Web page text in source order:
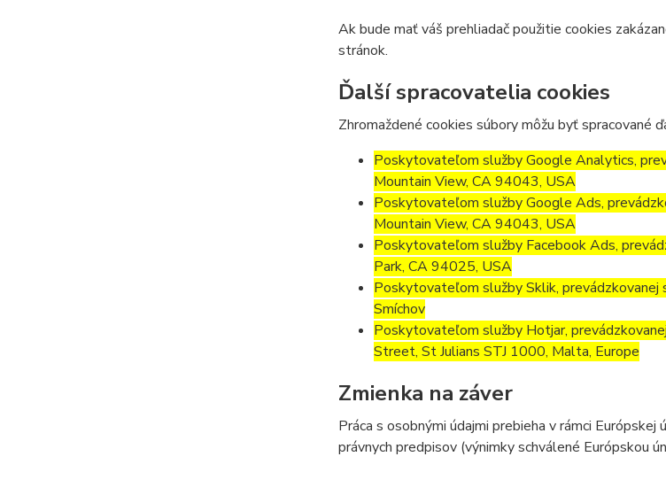
Ak bude mať váš prehliadač použitie cookies
stránok.
Ďalší spracovatelia cookies
Zhromaždené cookies súbory môžu byť spracované
Poskytovateľom služby Google Analytics,
Mountain View, CA 94043, USA
Poskytovateľom služby Google Ads,
Mountain View, CA 94043, USA
Poskytovateľom služby Facebook Ads,
Park, CA 94025, USA
Poskytovateľom služby Sklik,
Smíchov
Poskytovateľom služby Hotjar,
Street, St Julians STJ 1000, Malta, Europe
Zmienka na záver
Práca s osobnými údajmi prebieha v rámci
právnych predpisov (výnimky schválené Európskou